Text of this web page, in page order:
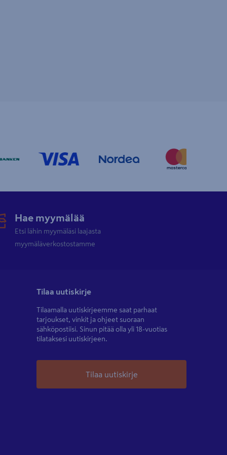
Hae myymälää
Etsi lähin myymäläsi laajasta
myymäläverkostostamme
Tilaa uutiskirje
Tilaamalla uutiskirjeemme saat parhaat
tarjoukset, vinkit ja ohjeet suoraan
sähköpostiisi. Sinun pitää olla yli 18-vuotias
tilataksesi uutiskirjeen.
Tilaa uutiskirje